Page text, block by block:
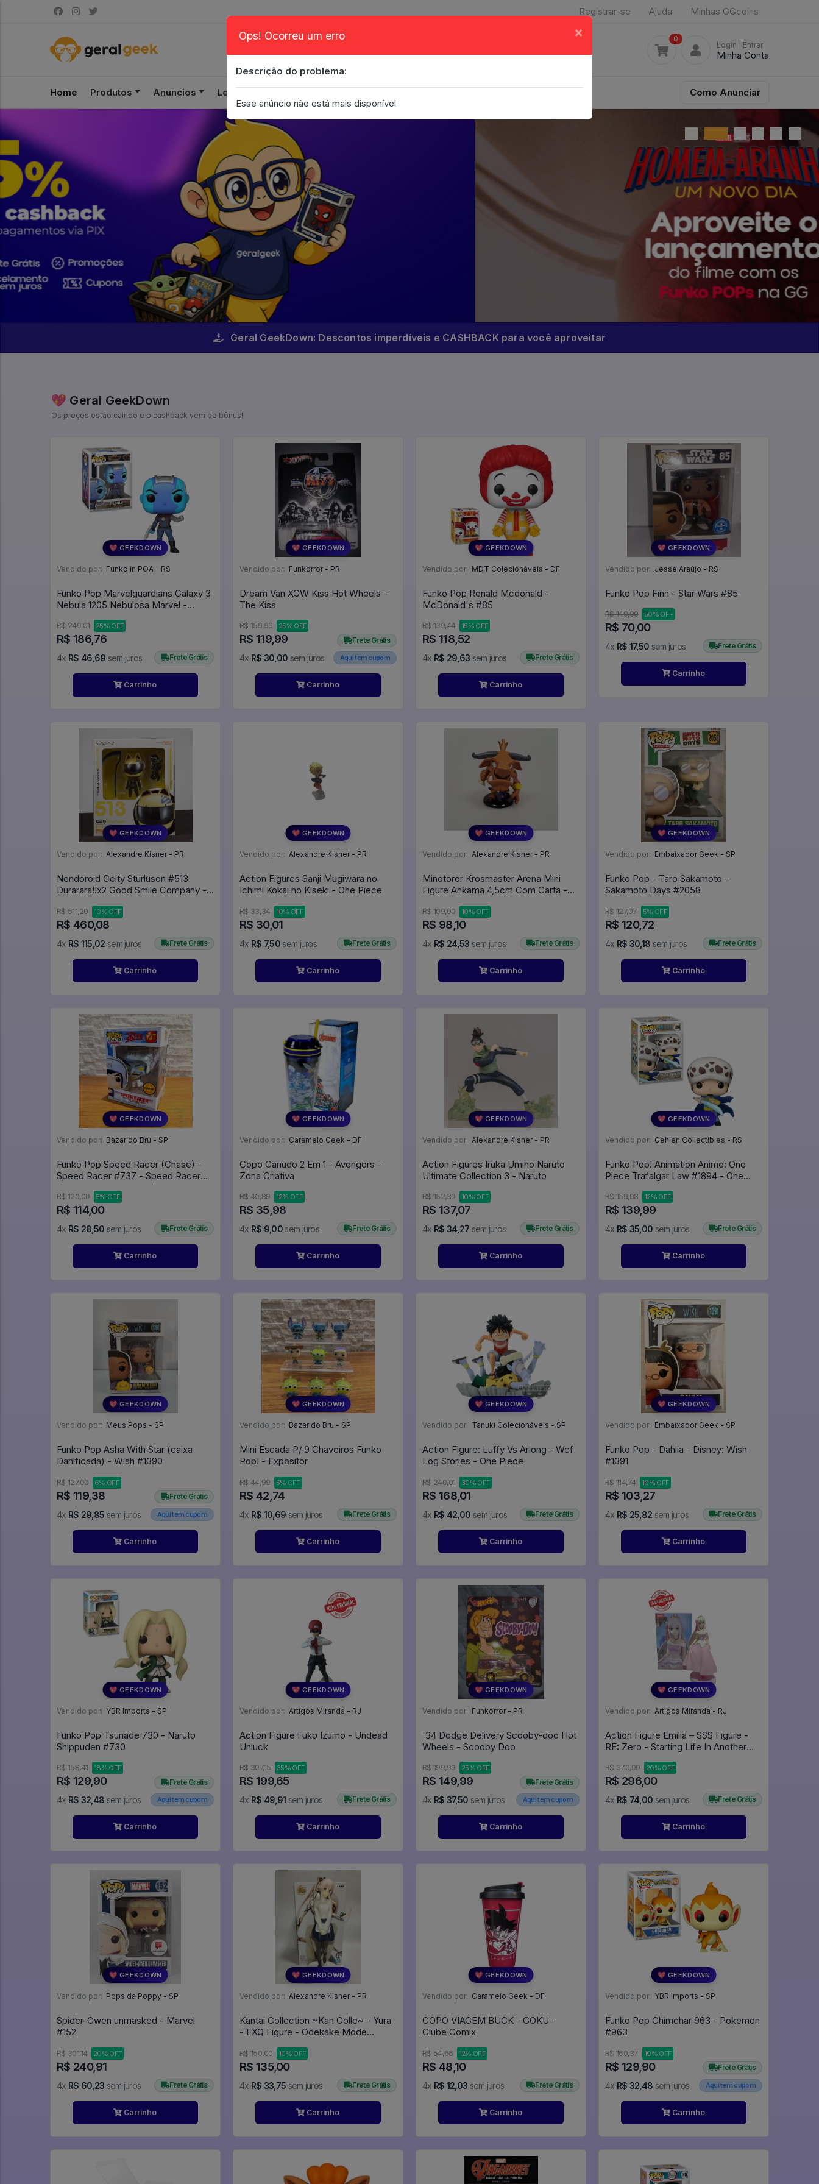
Registrar-se Ajuda Minhas GGcoins
0
Login | Entrar
Minha Conta
Home Produtos Anuncios Leilão Como Anunciar
Geral GeekDown: Descontos imperdíveis e CASHBACK para você aproveitar
💖 Geral GeekDown
Os preços estão caindo e o cashback vem de bônus!
💖 GEEKDOWN
Vendido por: Funko in POA - RS
Funko Pop Marvelguardians Galaxy 3
Nebula 1205 Nebulosa Marvel -
#1205
R$ 249,01 25% OFF
R$ 186,76
4x R$ 46,69 sem juros Frete Grátis
Carrinho
💖 GEEKDOWN
Vendido por: Funkorror - PR
Dream Van XGW Kiss Hot Wheels -
The Kiss
R$ 159,99 25% OFF
R$ 119,99
4x R$ 30,00 sem juros
Frete Grátis
Aqui tem cupom
Carrinho
💖 GEEKDOWN
Vendido por: MDT Colecionáveis - DF
Funko Pop Ronald Mcdonald -
McDonald's #85
R$ 139,44 15% OFF
R$ 118,52
4x R$ 29,63 sem juros Frete Grátis
Carrinho
💖 GEEKDOWN
Vendido por: Jessé Araújo - RS
Funko Pop Finn - Star Wars #85
R$ 140,00 50% OFF
R$ 70,00
4x R$ 17,50 sem juros Frete Grátis
Carrinho
💖 GEEKDOWN
Vendido por: Alexandre Kisner - PR
Nendoroid Celty Sturluson #513
Durarara!!x2 Good Smile Company -
R$ 511,20 10% OFF
R$ 460,08
4x R$ 115,02 sem juros Frete Grátis
Carrinho
💖 GEEKDOWN
Vendido por: Alexandre Kisner - PR
Action Figures Sanji Mugiwara no
Ichimi Kokai no Kiseki - One Piece
R$ 33,34 10% OFF
R$ 30,01
4x R$ 7,50 sem juros Frete Grátis
Carrinho
💖 GEEKDOWN
Vendido por: Alexandre Kisner - PR
Minotoror Krosmaster Arena Mini
Figure Ankama 4,5cm Com Carta -
R$ 109,00 10% OFF
R$ 98,10
4x R$ 24,53 sem juros Frete Grátis
Carrinho
💖 GEEKDOWN
Vendido por: Embaixador Geek - SP
Funko Pop - Taro Sakamoto -
Sakamoto Days #2058
R$ 127,07 5% OFF
R$ 120,72
4x R$ 30,18 sem juros Frete Grátis
Carrinho
💖 GEEKDOWN
Vendido por: Bazar do Bru - SP
Funko Pop Speed Racer (Chase) -
Speed Racer #737 - Speed Racer
R$ 120,00 5% OFF
R$ 114,00
4x R$ 28,50 sem juros Frete Grátis
Carrinho
💖 GEEKDOWN
Vendido por: Caramelo Geek - DF
Copo Canudo 2 Em 1 - Avengers -
Zona Criativa
R$ 40,89 12% OFF
R$ 35,98
4x R$ 9,00 sem juros Frete Grátis
Carrinho
💖 GEEKDOWN
Vendido por: Alexandre Kisner - PR
Action Figures Iruka Umino Naruto
Ultimate Collection 3 - Naruto
R$ 152,30 10% OFF
R$ 137,07
4x R$ 34,27 sem juros Frete Grátis
Carrinho
💖 GEEKDOWN
Vendido por: Gehlen Collectibles - RS
Funko Pop! Animation Anime: One
Piece Trafalgar Law #1894 - One
R$ 159,08 12% OFF
R$ 139,99
4x R$ 35,00 sem juros Frete Grátis
Carrinho
💖 GEEKDOWN
Vendido por: Meus Pops - SP
Funko Pop Asha With Star (caixa
Danificada) - Wish #1390
R$ 127,00 6% OFF
R$ 119,38
4x R$ 29,85 sem juros
Frete Grátis
Aqui tem cupom
Carrinho
💖 GEEKDOWN
Vendido por: Bazar do Bru - SP
Mini Escada P/ 9 Chaveiros Funko
Pop! - Expositor
R$ 44,99 5% OFF
R$ 42,74
4x R$ 10,69 sem juros Frete Grátis
Carrinho
💖 GEEKDOWN
Vendido por: Tanuki Colecionáveis - SP
Action Figure: Luffy Vs Arlong - Wcf
Log Stories - One Piece
R$ 240,01 30% OFF
R$ 168,01
4x R$ 42,00 sem juros Frete Grátis
Carrinho
💖 GEEKDOWN
Vendido por: Embaixador Geek - SP
Funko Pop - Dahlia - Disney: Wish
#1391
R$ 114,74 10% OFF
R$ 103,27
4x R$ 25,82 sem juros Frete Grátis
Carrinho
💖 GEEKDOWN
Vendido por: YBR Imports - SP
Funko Pop Tsunade 730 - Naruto
Shippuden #730
R$ 158,41 18% OFF
R$ 129,90
4x R$ 32,48 sem juros
Frete Grátis
Aqui tem cupom
Carrinho
💖 GEEKDOWN
Vendido por: Artigos Miranda - RJ
Action Figure Fuko Izumo - Undead
Unluck
R$ 307,15 35% OFF
R$ 199,65
4x R$ 49,91 sem juros Frete Grátis
Carrinho
💖 GEEKDOWN
Vendido por: Funkorror - PR
'34 Dodge Delivery Scooby-doo Hot
Wheels - Scooby Doo
R$ 199,99 25% OFF
R$ 149,99
4x R$ 37,50 sem juros
Frete Grátis
Aqui tem cupom
Carrinho
💖 GEEKDOWN
Vendido por: Artigos Miranda - RJ
Action Figure Emilia – SSS Figure -
RE: Zero - Starting Life In Another
R$ 370,00 20% OFF
R$ 296,00
4x R$ 74,00 sem juros Frete Grátis
Carrinho
💖 GEEKDOWN
Vendido por: Pops da Poppy - SP
Spider-Gwen unmasked - Marvel
#152
R$ 301,14 20% OFF
R$ 240,91
4x R$ 60,23 sem juros Frete Grátis
Carrinho
💖 GEEKDOWN
Vendido por: Alexandre Kisner - PR
Kantai Collection ~Kan Colle~ - Yura
- EXQ Figure - Odekake Mode
KanColle
R$ 150,00 10% OFF
R$ 135,00
4x R$ 33,75 sem juros Frete Grátis
Carrinho
💖 GEEKDOWN
Vendido por: Caramelo Geek - DF
COPO VIAGEM BUCK - GOKU -
Clube Comix
R$ 54,66 12% OFF
R$ 48,10
4x R$ 12,03 sem juros Frete Grátis
Carrinho
💖 GEEKDOWN
Vendido por: YBR Imports - SP
Funko Pop Chimchar 963 - Pokemon
#963
R$ 160,37 19% OFF
R$ 129,90
4x R$ 32,48 sem juros
Frete Grátis
Aqui tem cupom
Carrinho
Ops! Ocorreu um erro ×
Descrição do problema:
Esse anúncio não está mais disponível